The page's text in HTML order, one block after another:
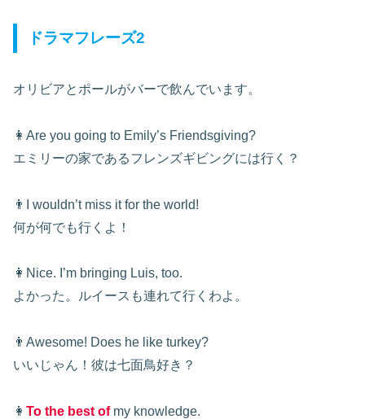
ドラマフレーズ2
オリビアとポールがバーで飲んでいます。
👩Are you going to Emily’s Friendsgiving?
エミリーの家であるフレンズギビングには行く？
👨I wouldn’t miss it for the world!
何が何でも行くよ！
👩Nice. I’m bringing Luis, too.
よかった。ルイースも連れて行くわよ。
👨Awesome! Does he like turkey?
いいじゃん！彼は七面鳥好き？
👩 To the best ofmy knowledge.